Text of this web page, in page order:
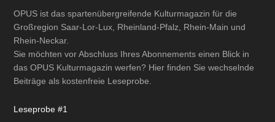
OPUS ist das spartenübergreifende Kulturmagazin für die
Großregion Saar-Lor-Lux, Rheinland-Pfalz, Rhein-Main und
Rhein-Neckar.
Sie möchten vor Abschluss Ihres Abonnements einen Blick in
das OPUS Kulturmagazin werfen? Hier finden Sie wechselnde
Beiträge als kostenfreie Leseprobe.
Leseprobe #1